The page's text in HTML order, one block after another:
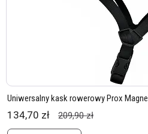
Uniwersalny kask rowerowy Prox
134,70 zł 209,90 zł